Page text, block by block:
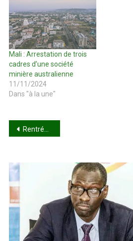
Mali : Arrestation de trois
cadres d’une société
minière australienne
11/11/2024
Dans "à la une"
Navigation
l’article
Rentrée scolaire 2025-2026 : Entre défis, inquiétudes et attentes !